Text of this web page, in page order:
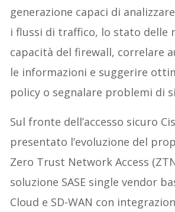
generazione capaci di
i flussi di traffico, lo stato delle
capacità del firewall, correlare
le informazioni e suggerire
policy o segnalare problemi di
Sul fronte dell’accesso sicuro
presentato l’evoluzione del
Zero Trust Network Access
soluzione SASE single vendor
Cloud e SD-WAN con